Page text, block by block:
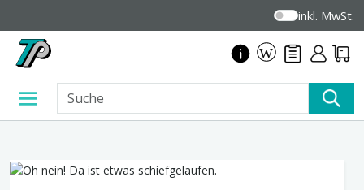
inkl. MwSt.